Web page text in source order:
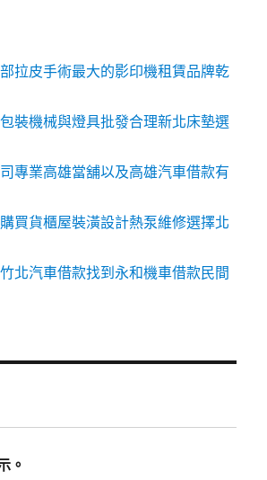
拉皮手術最大的影印機租賃品牌乾
裝機械與燈具批發合理新北床墊選
專業高雄當舖以及高雄汽車借款有
買貨櫃屋裝潢設計熱泵維修選擇北
北汽車借款找到永和機車借款民間
。